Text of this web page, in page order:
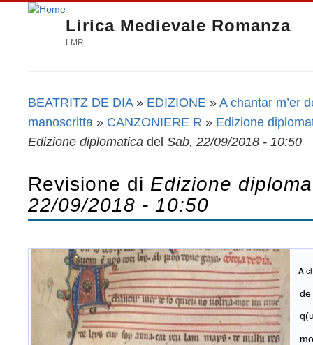
Lirica Medievale Romanza
LMR
Tu sei qui
BEATRITZ DE DIA» EDIZIONE » A chantar m’er
manoscritta » CANZONIERE R » Edizione
Edizione diplomatica del Sab, 22/09/2018 - 10:50
Revisione di Edizione
22/09/2018 - 10:50
A
de